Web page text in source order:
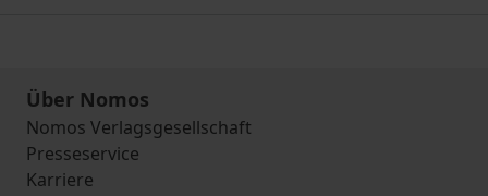
Über Nomos
Nomos Verlagsgesellschaft
Presseservice
Karriere